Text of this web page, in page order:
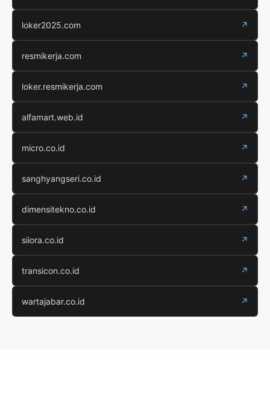
loker2025.com ↗
resmikerja.com ↗
loker.resmikerja.com ↗
alfamart.web.id ↗
micro.co.id ↗
sanghyangseri.co.id ↗
dimensitekno.co.id ↗
siiora.co.id ↗
transicon.co.id ↗
wartajabar.co.id ↗